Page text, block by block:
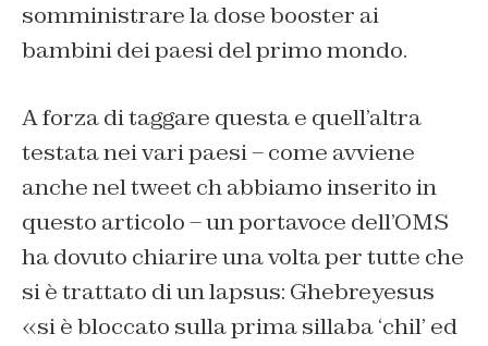
somministrare la dose booster ai
bambini dei paesi del primo mondo.
A forza di taggare questa e quell’altra
testata nei vari paesi – come avviene
anche nel tweet ch abbiamo inserito in
questo articolo – un portavoce dell’OMS
ha dovuto chiarire una volta per tutte che
si è trattato di un lapsus: Ghebreyesus
«si è bloccato sulla prima sillaba ‘chil’ ed